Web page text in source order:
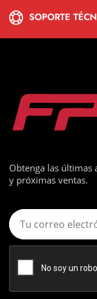
SOPORTE
Obtenga las últimas
y próximas ventas.